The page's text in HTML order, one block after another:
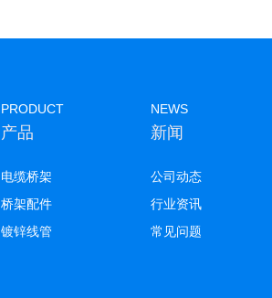
PRODUCT
产品
电缆桥架
桥架配件
镀锌线管
NEWS
新闻
公司动态
行业资讯
常见问题